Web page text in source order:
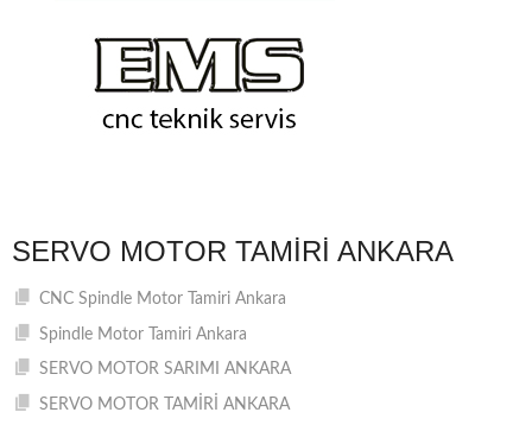
SERVO MOTOR TAMIRI ANKARA
CNC Spindle Motor Tamiri Ankara
Spindle Motor Tamiri Ankara
SERVO MOTOR SARIMI ANKARA
SERVO MOTOR TAMİRİ ANKARA